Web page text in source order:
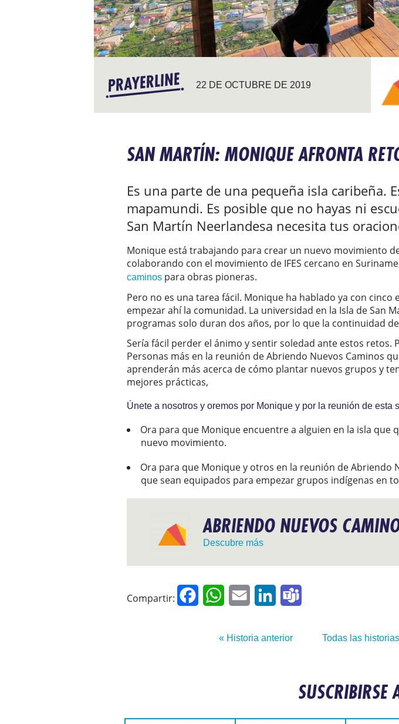
22 DE OCTUBRE DE 2019
SAN MARTÍN: MONIQUE AFRONTA
Es una parte de una pequeña isla caribeña.
mapamundi. Es posible que no hayas ni
San Martín Neerlandesa necesita tus
Monique está trabajando para crear un nuevo movimiento
colaborando con el movimiento de IFES cercano en
caminos para obras pioneras.
Pero no es una tarea fácil. Monique ha hablado ya con
empezar ahí la comunidad. La universidad en la Isla de San
programas solo duran dos años, por lo que la continuidad
Sería fácil perder el ánimo y sentir soledad ante estos retos.
Personas más en la reunión de Abriendo Nuevos Caminos
aprenderán más acerca de cómo plantar nuevos grupos y
mejores prácticas,
Únete a nosotros y oremos por Monique y por la reunión de esta
Ora para que Monique encuentre a alguien en la isla
nuevo movimiento.
Ora para que Monique y otros en la reunión de
que sean equipados para empezar grupos indígenas en
ABRIENDO NUEVOS
Descubre más
Compartir: FacebookWhatsApp
Email LinkedIn
« Historia anterior Todas las
SUSCRIBIRSE
Nombre de pila: Apellido: Correo